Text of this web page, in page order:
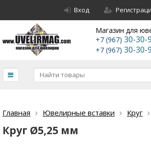
Вход
Магазин для
+7 (967) 30-30-
+7 (967) 30-30-
Главная Ювелирные вставки Круг
Круг Ø5,25 мм